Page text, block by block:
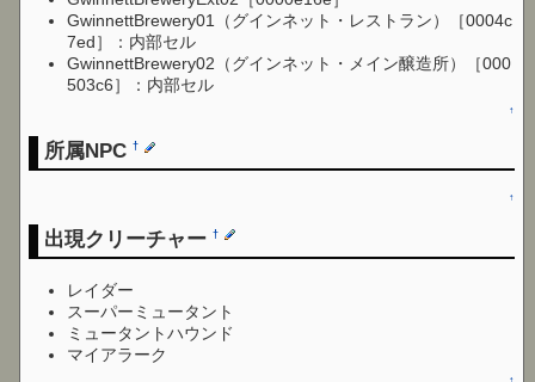
GwinnettBrewery01（グインネット・レストラン）［0004c
7ed］：内部セル
GwinnettBrewery02（グインネット・メイン醸造所）［000
503c6］：内部セル
↑
所属NPC†
↑
出現クリーチャー†
レイダー
スーパーミュータント
ミュータントハウンド
マイアラーク